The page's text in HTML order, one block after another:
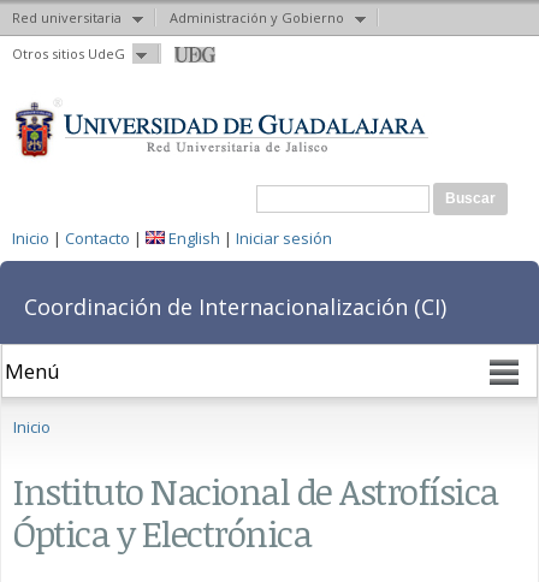
Red universitaria
Administración y Gobierno
Otros sitios UdeG
Pasar al
contenido
Formulario de búsqueda
Buscar
Inicio | Contacto | English | Iniciar sesión
Coordinación de Internacionalización (CI)
Se encuentra usted aquí
Inicio
Instituto Nacional de Astrofísica
Óptica y Electrónica